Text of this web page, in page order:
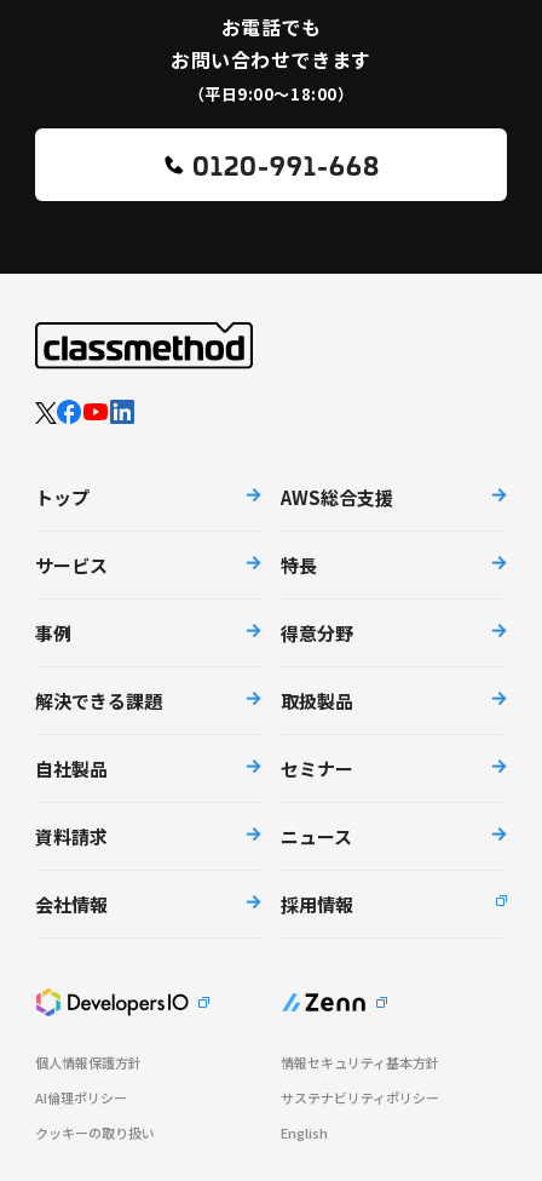
お電話でも
お問い合わせできます
（平日9:00〜18:00）
0120-991-668
トップ AWS総合支援
サービス 特長
事例 得意分野
解決できる課題 取扱製品
自社製品 セミナー
資料請求 ニュース
会社情報 採用情報
個人情報保護方針
情報セキュリティ基本方針
AI倫理ポリシー
サステナビリティポリシー
クッキーの取り扱い
English